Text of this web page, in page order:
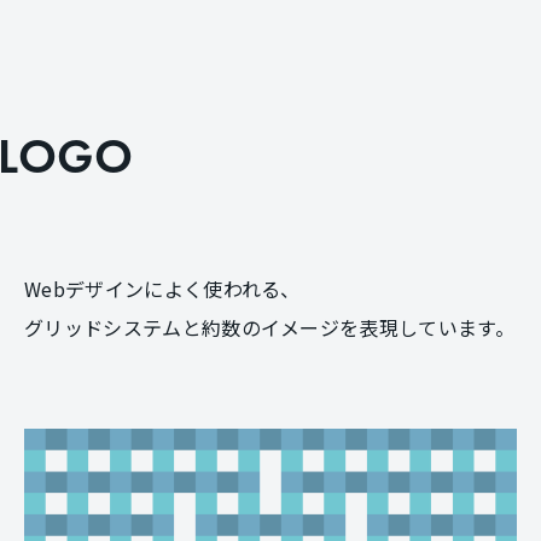
OGO
Webデザインによく使われる、
グリッドシステムと約数のイメージを表現しています。